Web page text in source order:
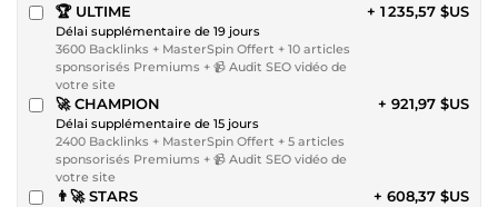
🏆 ULTIME
Délai supplémentaire de 19 jours
3600 Backlinks + MasterSpin Offert + 10 articles
sponsorisés Premiums + 📹 Audit SEO vidéo de
votre site
+ 1 235,57 $US
🚀 CHAMPION
Délai supplémentaire de 15 jours
2400 Backlinks + MasterSpin Offert + 5 articles
sponsorisés Premiums + 📹 Audit SEO vidéo de
votre site
+ 921,97 $US
👨‍🚀 STARS + 608,37 $US